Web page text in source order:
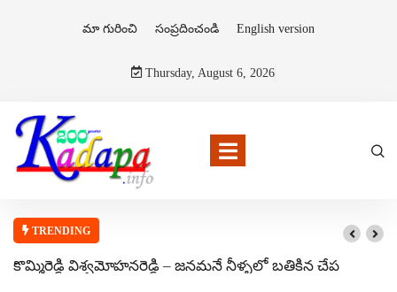
మా గురించి సంప్రదించండి English version
Thursday, August 6, 2026
TRENDING
కొమ్మిరెడ్డి విశ్వమోహనరెడ్డి – జనమనే నీళ్ళలో బతికిన చేప